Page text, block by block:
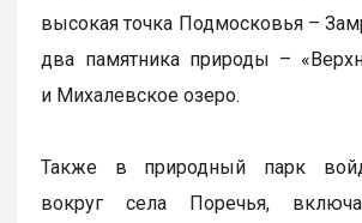
высокая точка Подмосковья –
два памятника природы –
и Михалевское озеро.
Также в природный парк
вокруг села Поречья,